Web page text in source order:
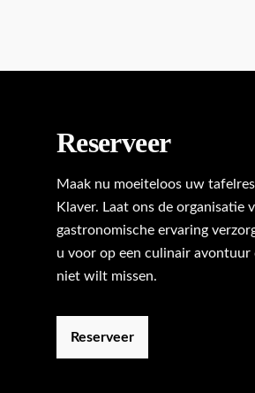
Reserveer
Maak nu moeiteloos uw
Klaver. Laat ons de organisatie
gastronomische ervaring
u voor op een culinair avontuur
niet wilt missen.
Reserveer